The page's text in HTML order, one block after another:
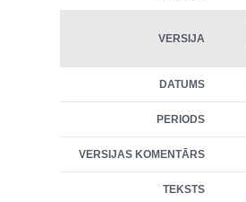
VERSIJA
DATUMS
PERIODS
VERSIJAS KOMENTĀRS
TEKSTS